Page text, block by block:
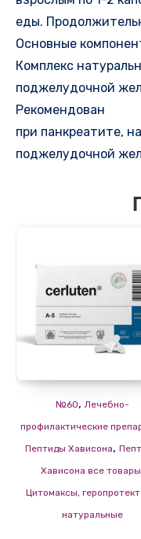
еды.
Основные
Комплекс
поджелудочной
Рекомендован
при панкреатите,
поджелудочной
№60, Лечебно-
профилактические
Пептиды Хависона,
Хависона все товары
Цитомаксы,
натуральные